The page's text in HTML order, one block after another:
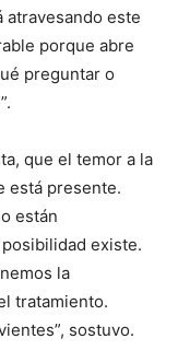
atravesando este
porque abre
preguntar o
que el temor a la
está presente.
están
existe.
la
tratamiento.
sostuvo.